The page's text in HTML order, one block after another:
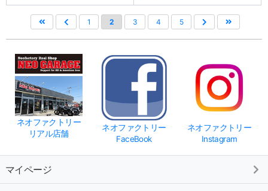
1 2 3 4 5
ネオファクトリー
リアル店舗
ネオファクトリー
FaceBook
ネオファクトリー
Instagram
マイページ